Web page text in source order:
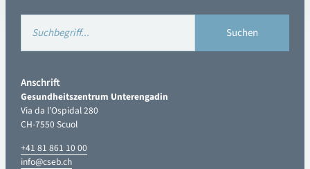
Anschrift
Gesundheitszentrum Unterengadin
Via da l’Ospidal 280
CH-7550 Scuol
+41 81 861 10 00
info@cseb.ch